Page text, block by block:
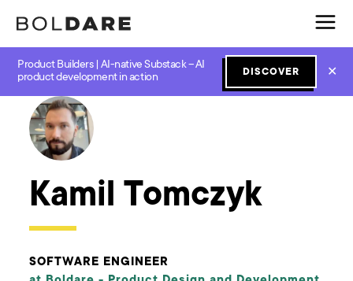
Product Builders | AI-native Substack – AI
product development in action
DISCOVER ✕
← Boldare Blog
Kamil Tomczyk
SOFTWARE ENGINEER